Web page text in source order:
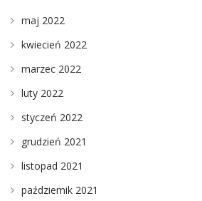
maj 2022
kwiecień 2022
marzec 2022
luty 2022
styczeń 2022
grudzień 2021
listopad 2021
październik 2021